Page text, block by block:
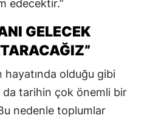
edecektir.”
GELECEK
hayatında olduğu gibi
da tarihin çok önemli bir
nedenle toplumlar